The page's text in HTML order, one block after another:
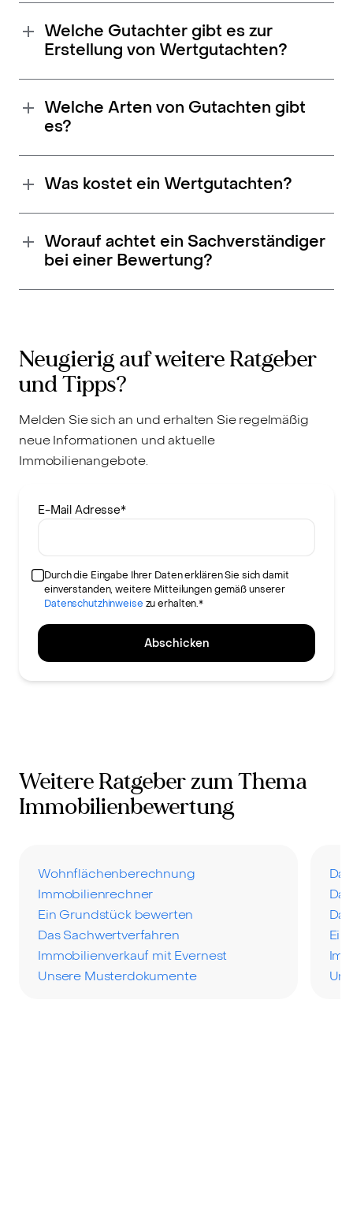
Welche Gutachter gibt es zur
Erstellung von Wertgutachten?
Welche Arten von Gutachten gibt
es?
Was kostet ein Wertgutachten?
Worauf achtet ein Sachverständiger
bei einer Bewertung?
Neugierig auf weitere Ratgeber
und Tipps?
Melden Sie sich an und erhalten Sie regelmäßig
neue Informationen und aktuelle
Immobilienangebote.
E-Mail Adresse*
Durch die Eingabe Ihrer Daten erklären Sie sich damit
einverstanden, weitere Mitteilungen gemäß unserer
Datenschutzhinweise zu erhalten.*
Abschicken
Weitere Ratgeber zum Thema
Immobilienbewertung
Wohnflächenberechnung
Immobilienrechner
Ein Grundstück bewerten
Das Sachwertverfahren
Immobilienverkauf mit Evernest
Unsere Musterdokumente
Ein